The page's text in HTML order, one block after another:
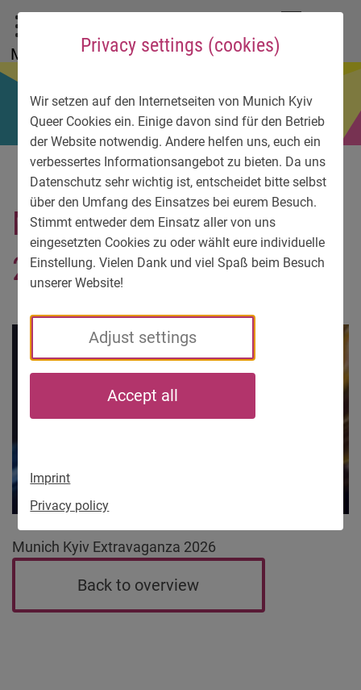
Privacy settings (cookies)
Wir setzen auf den Internetseiten von Munich Kyiv
Queer Cookies ein. Einige davon sind für den Betrieb
der Website notwendig. Andere helfen uns, euch ein
verbessertes Informationsangebot zu bieten. Da uns
Datenschutz sehr wichtig ist, entscheidet bitte selbst
über den Umfang des Einsatzes bei eurem Besuch.
Stimmt entweder dem Einsatz aller von uns
eingesetzten Cookies zu oder wählt eure individuelle
Einstellung. Vielen Dank und viel Spaß beim Besuch
unserer Website!
Adjust settings
Accept all
Imprint
Privacy policy
To main menu
To language menu
To search
To content
To service information
Menu
Munich Kyiv Extravaganza
2026
Munich Kyiv Extravaganza 2026
Back to overview